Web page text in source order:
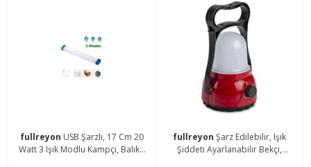
fullreyon USB Şarzlı, 17 Cm 20
Watt 3 Işık Modlu Kampçı, Balıkçı
fullreyon Şarz Edilebilir, Işık
Şiddeti Ayarlanabilir Bekçi,